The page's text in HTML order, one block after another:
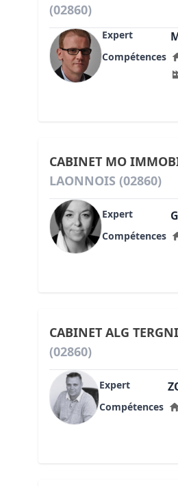
(02860)
Expert
Compétences
CABINET MO
LAONNOIS (02860)
Expert
Compétences
CABINET ALG
(02860)
Expert
Compétences